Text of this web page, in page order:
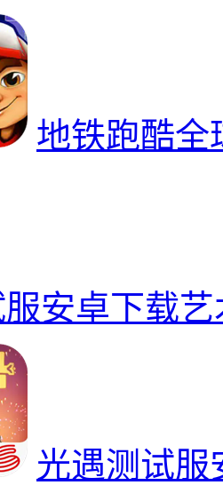
地铁跑酷全
安卓下载
光遇测试服